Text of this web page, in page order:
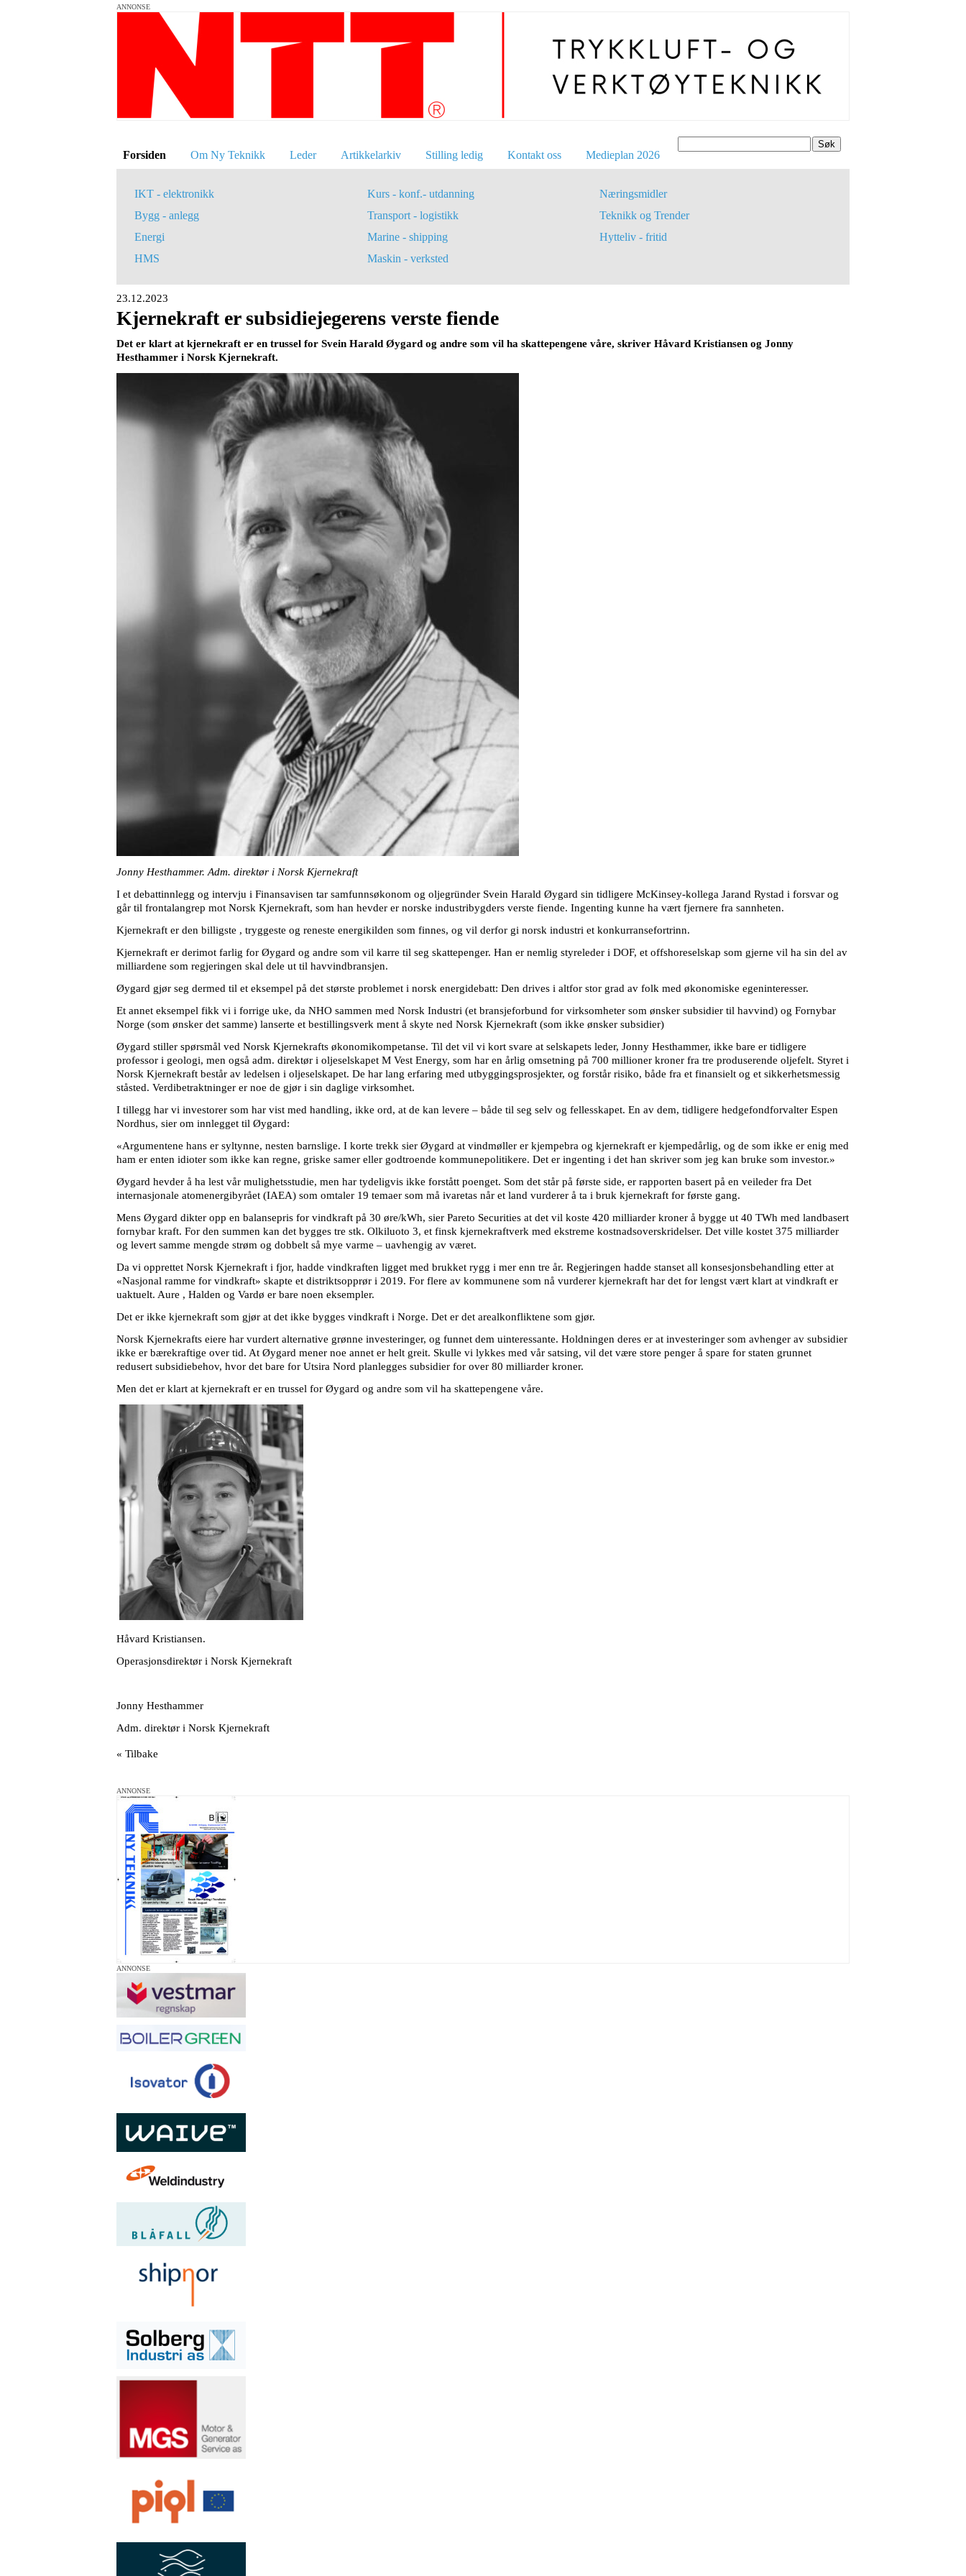
ANNONSE
Søk
Forsiden Om Ny Teknikk Leder Artikkelarkiv Stilling ledig Kontakt oss Medieplan 2026
IKT - elektronikk
Bygg - anlegg
Energi
HMS
Kurs - konf.- utdanning
Transport - logistikk
Marine - shipping
Maskin - verksted
Næringsmidler
Teknikk og Trender
Hytteliv - fritid
23.12.2023
Kjernekraft er subsidiejegerens verste fiende
Det er klart at kjernekraft er en trussel for Svein Harald Øygard og andre som vil ha skattepengene våre, skriver Håvard Kristiansen og Jonny
Hesthammer i Norsk Kjernekraft.
Jonny Hesthammer. Adm. direktør i Norsk Kjernekraft
I et debattinnlegg og intervju i Finansavisen tar samfunnsøkonom og oljegründer Svein Harald Øygard sin tidligere McKinsey-kollega Jarand Rystad i forsvar og
går til frontalangrep mot Norsk Kjernekraft, som han hevder er norske industribygders verste fiende. Ingenting kunne ha vært fjernere fra sannheten.
Kjernekraft er den billigste , tryggeste og reneste energikilden som finnes, og vil derfor gi norsk industri et konkurransefortrinn.
Kjernekraft er derimot farlig for Øygard og andre som vil karre til seg skattepenger. Han er nemlig styreleder i DOF, et offshoreselskap som gjerne vil ha sin del av
milliardene som regjeringen skal dele ut til havvindbransjen.
Øygard gjør seg dermed til et eksempel på det største problemet i norsk energidebatt: Den drives i altfor stor grad av folk med økonomiske egeninteresser.
Et annet eksempel fikk vi i forrige uke, da NHO sammen med Norsk Industri (et bransjeforbund for virksomheter som ønsker subsidier til havvind) og Fornybar
Norge (som ønsker det samme) lanserte et bestillingsverk ment å skyte ned Norsk Kjernekraft (som ikke ønsker subsidier)
Øygard stiller spørsmål ved Norsk Kjernekrafts økonomikompetanse. Til det vil vi kort svare at selskapets leder, Jonny Hesthammer, ikke bare er tidligere
professor i geologi, men også adm. direktør i oljeselskapet M Vest Energy, som har en årlig omsetning på 700 millioner kroner fra tre produserende oljefelt. Styret i
Norsk Kjernekraft består av ledelsen i oljeselskapet. De har lang erfaring med utbyggingsprosjekter, og forstår risiko, både fra et finansielt og et sikkerhetsmessig
ståsted. Verdibetraktninger er noe de gjør i sin daglige virksomhet.
I tillegg har vi investorer som har vist med handling, ikke ord, at de kan levere – både til seg selv og fellesskapet. En av dem, tidligere hedgefondforvalter Espen
Nordhus, sier om innlegget til Øygard:
«Argumentene hans er syltynne, nesten barnslige. I korte trekk sier Øygard at vindmøller er kjempebra og kjernekraft er kjempedårlig, og de som ikke er enig med
ham er enten idioter som ikke kan regne, griske samer eller godtroende kommunepolitikere. Det er ingenting i det han skriver som jeg kan bruke som investor.»
Øygard hevder å ha lest vår mulighetsstudie, men har tydeligvis ikke forstått poenget. Som det står på første side, er rapporten basert på en veileder fra Det
internasjonale atomenergibyrået (IAEA) som omtaler 19 temaer som må ivaretas når et land vurderer å ta i bruk kjernekraft for første gang.
Mens Øygard dikter opp en balansepris for vindkraft på 30 øre/kWh, sier Pareto Securities at det vil koste 420 milliarder kroner å bygge ut 40 TWh med landbasert
fornybar kraft. For den summen kan det bygges tre stk. Olkiluoto 3, et finsk kjernekraftverk med ekstreme kostnadsoverskridelser. Det ville kostet 375 milliarder
og levert samme mengde strøm og dobbelt så mye varme – uavhengig av været.
Da vi opprettet Norsk Kjernekraft i fjor, hadde vindkraften ligget med brukket rygg i mer enn tre år. Regjeringen hadde stanset all konsesjonsbehandling etter at
«Nasjonal ramme for vindkraft» skapte et distriktsopprør i 2019. For flere av kommunene som nå vurderer kjernekraft har det for lengst vært klart at vindkraft er
uaktuelt. Aure , Halden og Vardø er bare noen eksempler.
Det er ikke kjernekraft som gjør at det ikke bygges vindkraft i Norge. Det er det arealkonfliktene som gjør.
Norsk Kjernekrafts eiere har vurdert alternative grønne investeringer, og funnet dem uinteressante. Holdningen deres er at investeringer som avhenger av subsidier
ikke er bærekraftige over tid. At Øygard mener noe annet er helt greit. Skulle vi lykkes med vår satsing, vil det være store penger å spare for staten grunnet
redusert subsidiebehov, hvor det bare for Utsira Nord planlegges subsidier for over 80 milliarder kroner.
Men det er klart at kjernekraft er en trussel for Øygard og andre som vil ha skattepengene våre.
Håvard Kristiansen.
Operasjonsdirektør i Norsk Kjernekraft
Jonny Hesthammer
Adm. direktør i Norsk Kjernekraft
« Tilbake
ANNONSE
ANNONSE